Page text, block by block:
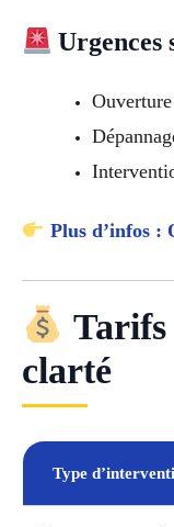
Plus d’infos :
Tarifs
clarté
Type